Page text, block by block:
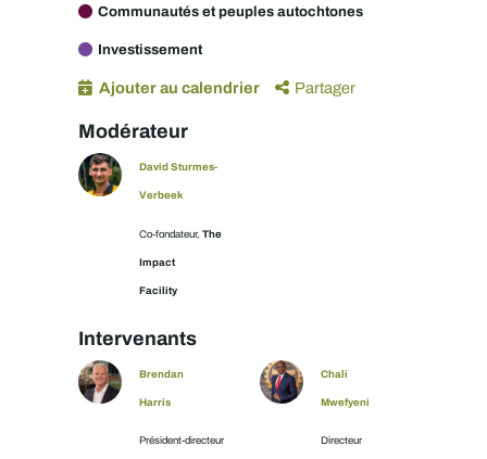
Communautés et peuples autochtones
Investissement
Ajouter au calendrier Partager
Modérateur
David Sturmes-
Verbeek
Co-fondateur, The
Impact
Facility
Intervenants
Brendan
Harris
Président-directeur
Chali
Mwefyeni
Directeur